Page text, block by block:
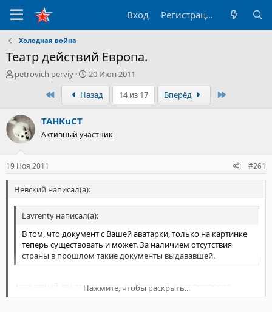
Вход Регистрация
Холодная война
Театр действий Европа.
А
р
т
е
м
ы
petrovich perviy
Д
а
т
а
ч
20 Июн 2011
ПервыйНазад 14 из 17 Вперёд
TAHKuCT
Активный участник
19 Ноя 2011 #261
Невский написал(а):
Lavrenty написал(а):
В том, что документ с Вашей аватарки, только на картинке
теперь существовать и может. За наличием отсутствия
страны в прошлом такие документы выдававшей.
уважаемый, вы занимаетесь софистикой. я вас порпосил
привести факты проигрыша советской системы в области
Нажмите, чтобы раскрыть...